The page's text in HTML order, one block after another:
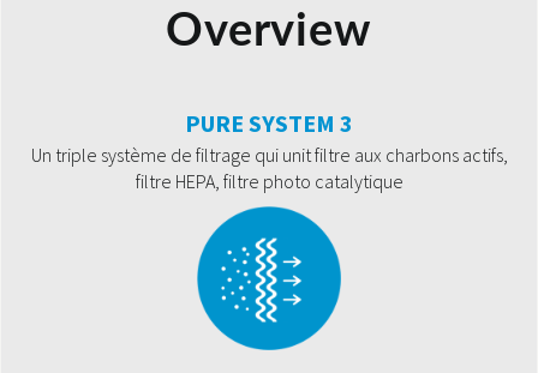
Overview
PURE SYSTEM 3
Un triple système de filtrage qui unit filtre aux charbons actifs,
filtre HEPA, filtre photo catalytique